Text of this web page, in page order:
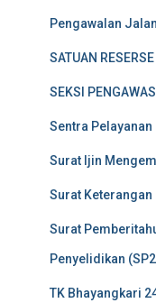
Pengawalan Jalan
SATUAN
SEKSI
Sentra
Surat Ijin
Surat Keterangan
Surat
Penyelidikan
TK Bhayangkari